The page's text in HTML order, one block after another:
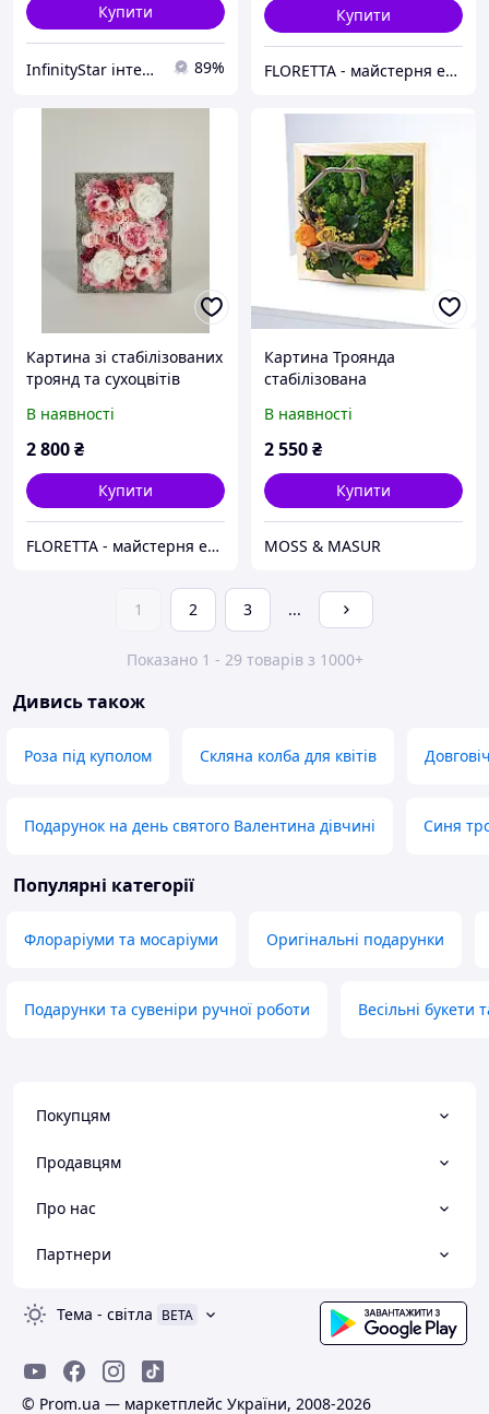
Купити
InfinityStar інтернет-магазин корисних товарів 89%
Купити
FLORETTA - майстерня емоцій
Картина зі стабілізованих
троянд та сухоцвітів
22,5*28,5см
В наявності
2 800₴
Купити
FLORETTA - майстерня емоцій
Картина Троянда
стабілізована
В наявності
2 550₴
Купити
MOSS & MASUR
1 2 3 ...
Показано 1 - 29 товарів з 1000+
Дивись також
Роза під куполом Скляна колба для квітів
Подарунок на день святого Валентина дівчині Синя
Популярні категорії
Флораріуми та мосаріуми Оригінальні подарунки
Подарунки та сувеніри ручної роботи Весільні букети
Покупцям
Продавцям
Про нас
Партнери
Тема - світла BETA
© Prom.ua — маркетплейс України, 2008-2026